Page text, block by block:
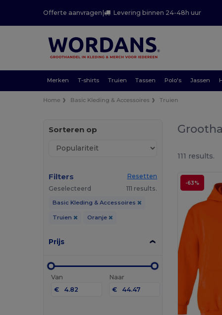
Offerte aanvragen | Levering binnen 24-48h uur
Merken T-shirts Truien Tassen Polo's Jassen
Home Basic Kleding & Accessoires Truien
Sorteren op
Filters
Resetten
Geselecteerd
111 results.
Basic Kleding & Accessoires
Truien Oranje
Prijs
Van
€
Naar
€
111 results.
-63%